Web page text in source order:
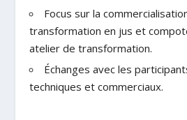
Focus sur la
transformation en jus et
atelier de transformation.
Échanges avec les
techniques et commerciaux.